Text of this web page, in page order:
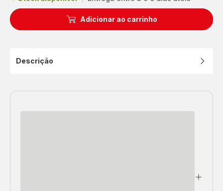
Adicionar ao carrinho
Descrição